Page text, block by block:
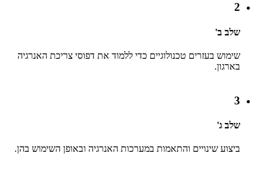
2
שלב ב'
שימוש בעזרים טכנולוגיים כדי ללמוד את דפוסי צריכת האנרגיה
בארגון.
3
שלב ג'
ביצוע שינויים והתאמות במערכות האנרגיה ובאופן השימוש בהן.